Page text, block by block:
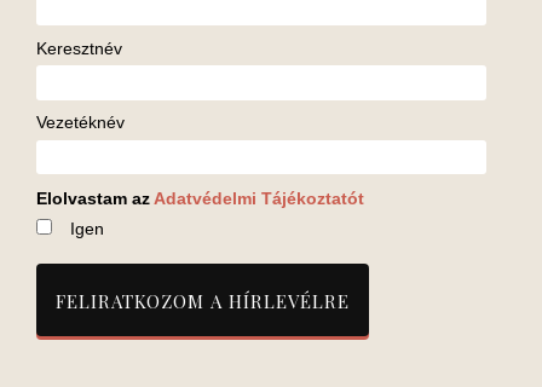
Keresztnév
Vezetéknév
Elolvastam az Adatvédelmi Tájékoztatót
Igen